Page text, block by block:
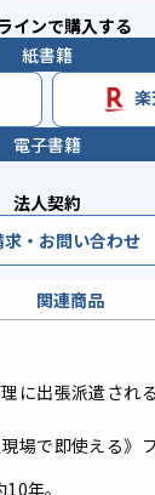
インで購入する
紙書籍
電子書籍
法人契約
・お問い合わせ
関連商品
に出張派遣され
場で即使える》
年。